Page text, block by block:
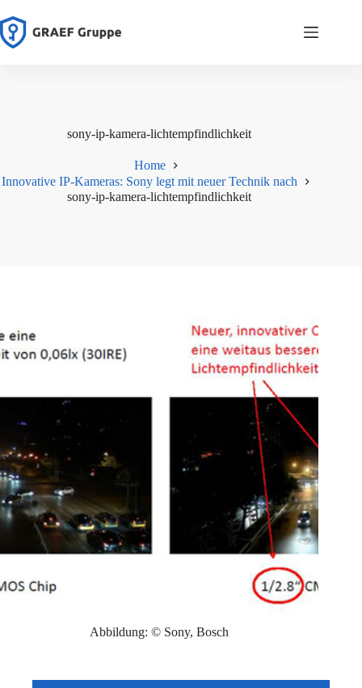
Inhalt
springen
sony-ip-kamera-lichtempfindlichkeit
Home
Innovative IP-Kameras: Sony legt mit neuer Technik nach
sony-ip-kamera-lichtempfindlichkeit
Abbildung: © Sony, Bosch